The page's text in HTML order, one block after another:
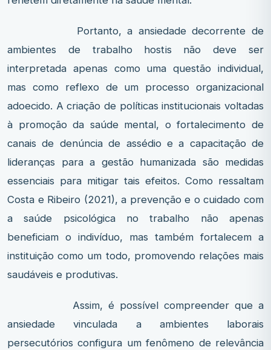
Portanto, a ansiedade decorrente de
ambientes de trabalho hostis não deve ser
interpretada apenas como uma questão individual,
mas como reflexo de um processo organizacional
adoecido. A criação de políticas institucionais voltadas
à promoção da saúde mental, o fortalecimento de
canais de denúncia de assédio e a capacitação de
lideranças para a gestão humanizada são medidas
essenciais para mitigar tais efeitos. Como ressaltam
Costa e Ribeiro (2021), a prevenção e o cuidado com
a saúde psicológica no trabalho não apenas
beneficiam o indivíduo, mas também fortalecem a
instituição como um todo, promovendo relações mais
saudáveis e produtivas.
Assim, é possível compreender que a
ansiedade vinculada a ambientes laborais
persecutórios configura um fenômeno de relevância